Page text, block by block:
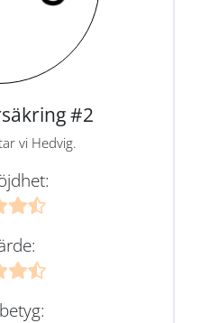
#2
vi Hedvig.